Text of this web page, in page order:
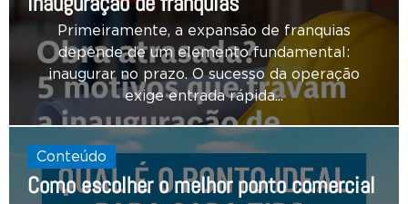
Primeiramente, a expansão de franquias
depende de um elemento fundamental:
inaugurar no prazo. O sucesso da operação
exige entrada rápida...
Conteúdo
Como escolher o melhor ponto comercial